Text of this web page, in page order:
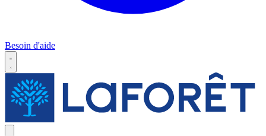
Besoin d'aide